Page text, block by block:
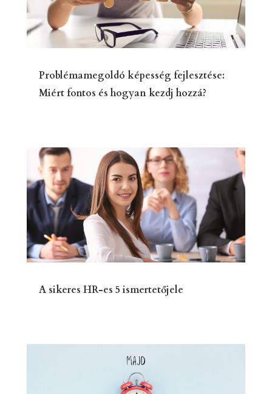
Problémamegoldó képesség fejlesztése:
Miért fontos és hogyan kezdj hozzá?
A sikeres HR-es 5 ismertetőjele